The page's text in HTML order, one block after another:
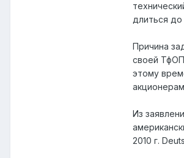
длиться до
Причина
своей
этому
Из
2010 г.